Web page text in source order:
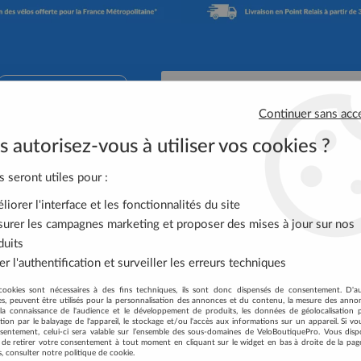
Accessoires Vélo Équipement Cycliste
NOTRE GAMME DE
68 articles
Continuer sans
autorisez-vous à utiliser vos cookies ?
seront utiles pour :
l'interface et les fonctionnalités du site
les campagnes marketing et proposer des mises à jour sur nos
l'authentification et surveiller les erreurs techniques
sont nécessaires à des fins techniques, ils sont donc dispensés de consentement.
peuvent être utilisés pour la personnalisation des annonces et du contenu, la mesure des
connaissance de l'audience et le développement de produits, les données de géolocalisation
par le balayage de l'appareil, le stockage et/ou l'accès aux informations sur un appareil. Si
celui-ci sera valable sur l’ensemble des sous-domaines de VeloBoutiquePro. Vous
de retirer votre consentement à tout moment en cliquant sur le widget en bas à droite de la
consulter notre politique de cookie.